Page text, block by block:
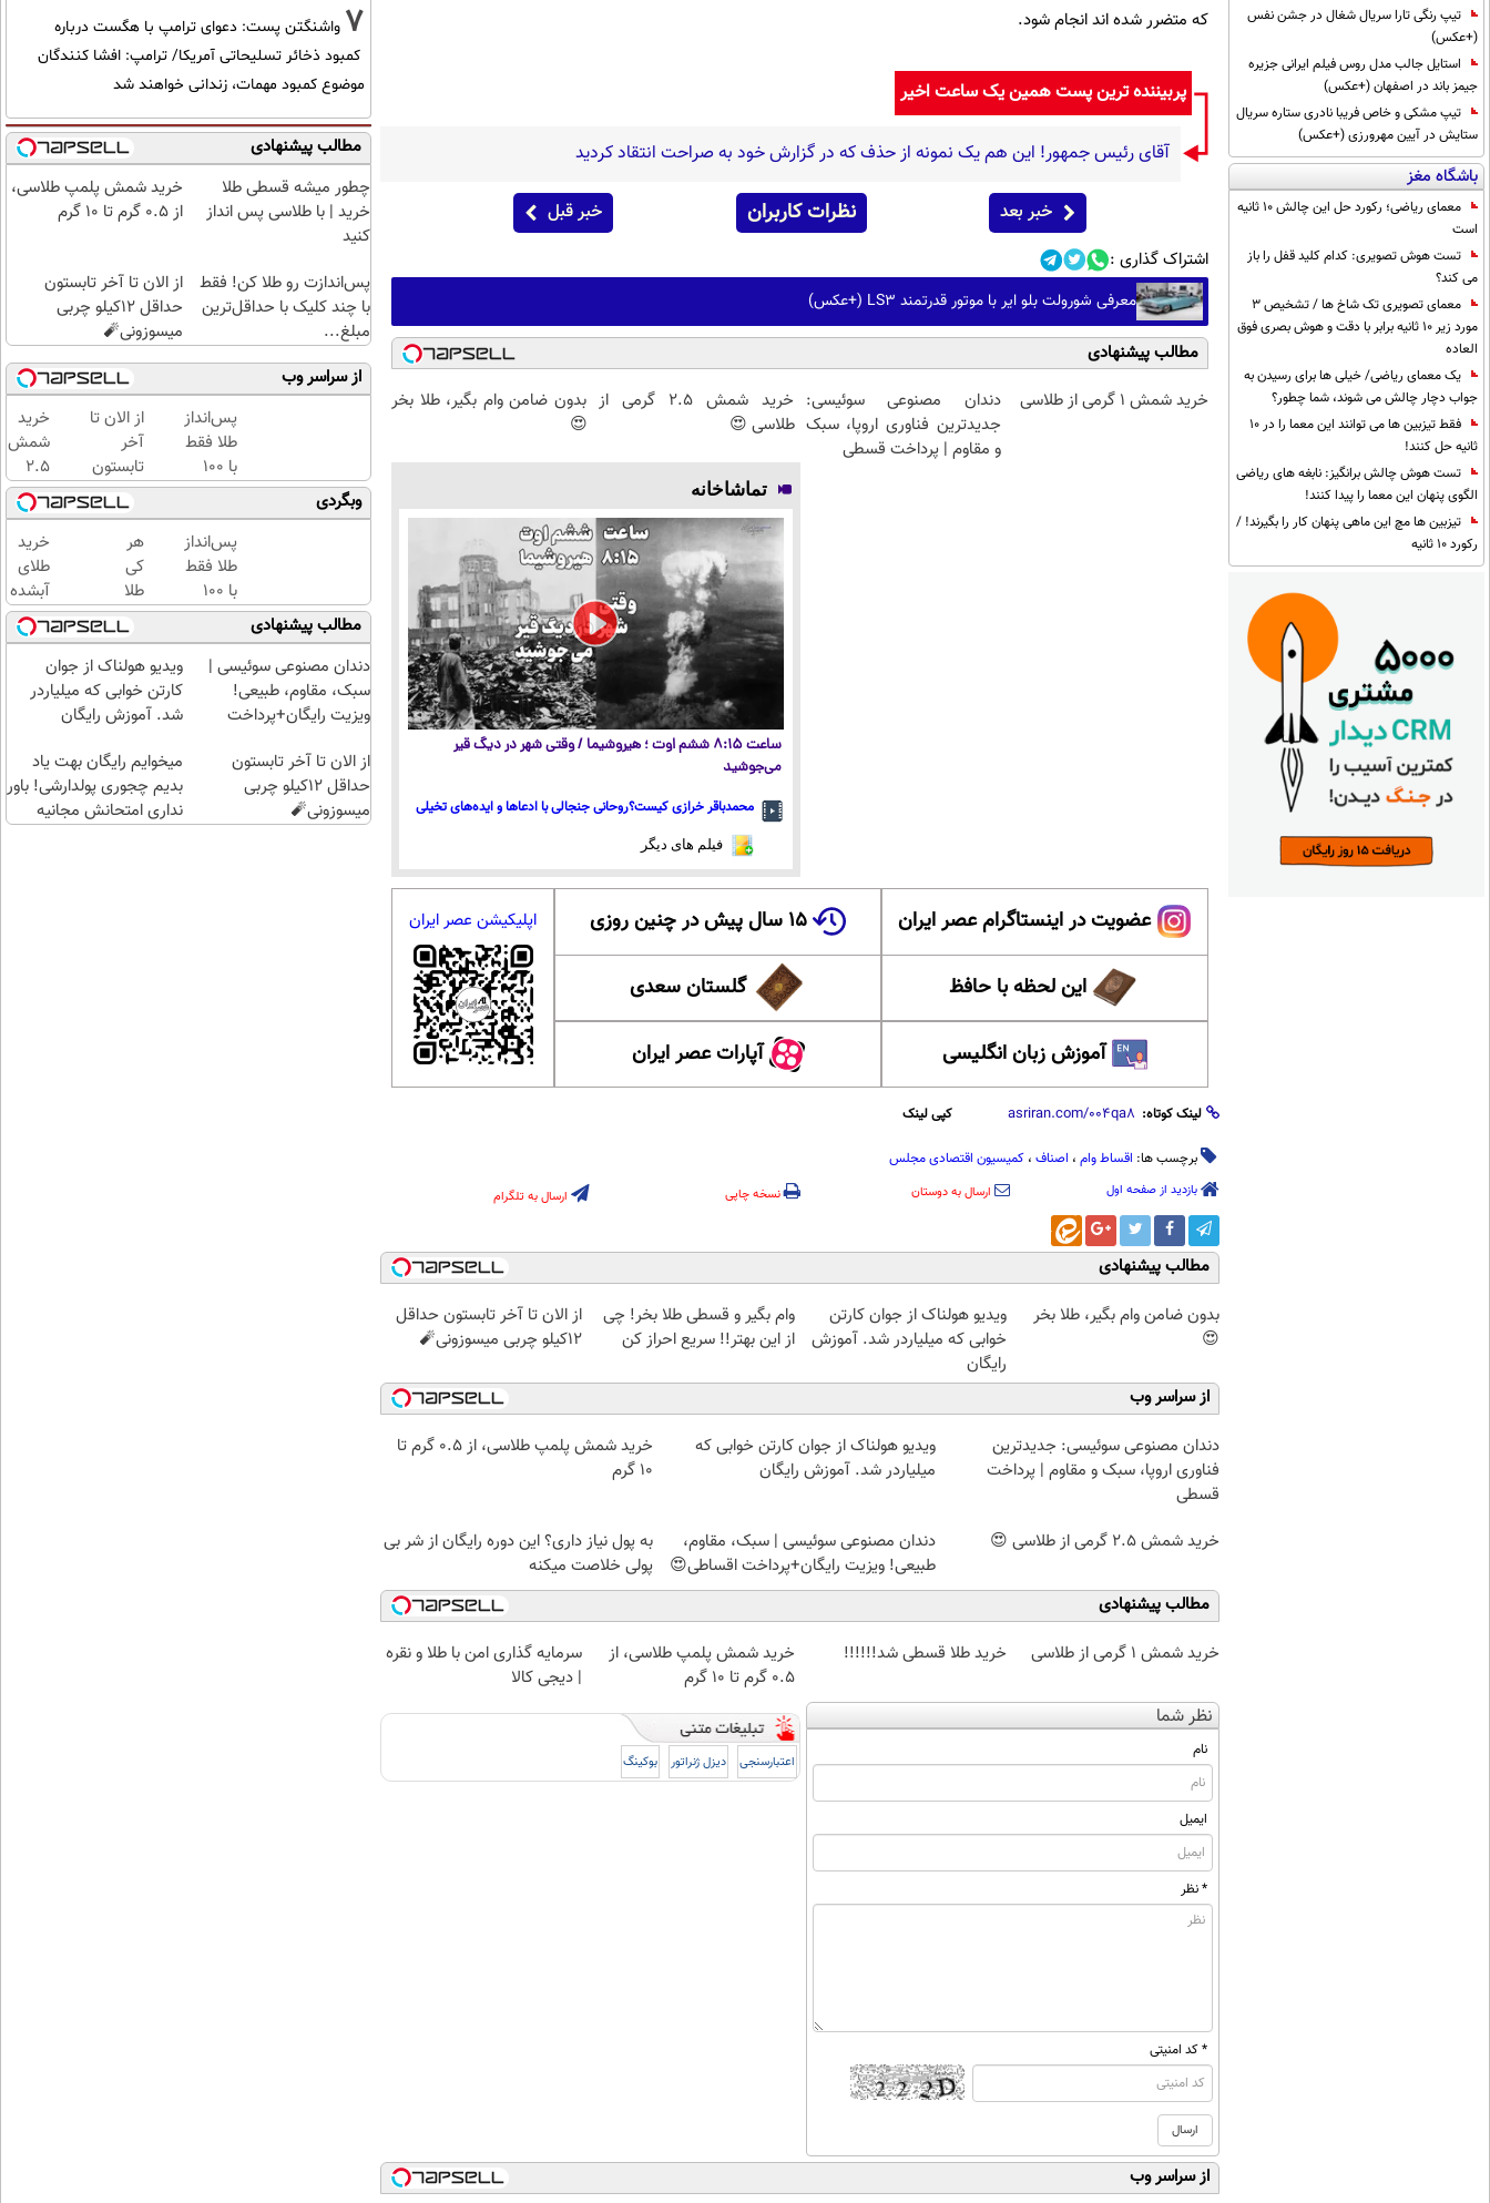
تیپ رنگی تارا سریال شغال در جشن نفس
(+عکس)
استایل جالب مدل روس فیلم ایرانی جزیره
جیمز باند در اصفهان (+عکس)
تیپ مشکی و خاص فریبا نادری ستاره سریال
ستایش در آیین مهرورزی (+عکس)
باشگاه مغز
معمای ریاضی؛ رکورد حل این چالش 10 ثانیه
است
تست هوش تصویری: کدام کلید قفل را باز
می کند؟
معمای تصویری تک شاخ ها / تشخیص 3
مورد زیر 10 ثانیه برابر با دقت و هوش بصری فوق
العاده
یک معمای ریاضی/ خیلی ها برای رسیدن به
جواب دچار چالش می شوند، شما چطور؟
فقط تیزبین ها می توانند این معما را در 10
ثانیه حل کنند!
تست هوش چالش برانگیز: نابغه های ریاضی
الگوی پنهان این معما را پیدا کنند!
تیزبین ها مچ این ماهی پنهان کار را بگیرند! /
رکورد 10 ثانیه
که متضرر شده اند انجام شود.
پربیننده ترین پست همین یک ساعت اخیر
آقای رئیس جمهور! این هم یک نمونه از حذف که در گزارش خود به صراحت انتقاد کردید
خبر بعد نظرات کاربران خبر قبل
اشتراک گذاری :
معرفی شورولت بلو ایر با موتور قدرتمند LS3 (+عکس)
مطالب پیشنهادی
خرید شمش 1 گرمی از طلاسی
دندان مصنوعی سوئیسی:
جدیدترین فناوری اروپا، سبک
و مقاوم | پرداخت قسطی
خرید شمش 2.5 گرمی از
طلاسی 😍
بدون ضامن وام بگیر، طلا بخر
😍
تماشاخانه
ساعت ۸:۱۵ ششم اوت ؛ هیروشیما / وقتی شهر در دیگ قیر
می‌جوشید
محمدباقر خرازی کیست؟روحانی جنجالی با ادعاها و ایده‌های تخیلی
فیلم های دیگر
عضویت در اینستاگرام عصر ایران ۱۵ سال پیش در چنین روزی
این لحظه با حافظ گلستان سعدی
آموزش زبان انگلیسی آپارات عصر ایران
اپلیکیشن عصر ایران
لینک کوتاه: کپی لینک
برچسب ها: اقساط وام ، اصناف ، کمیسیون اقتصادی مجلس
بازدید از صفحه اول ارسال به دوستان نسخه چاپی ارسال به تلگرام
مطالب پیشنهادی
بدون ضامن وام بگیر، طلا بخر
😍
ویدیو هولناک از جوان کارتن
خوابی که میلیاردر شد. آموزش
رایگان
وام بگیر و قسطی طلا بخر! چی
از این بهتر!! سریع احراز کن
از الان تا آخر تابستون حداقل
12کیلو چربی میسوزونی🧨
از سراسر وب
دندان مصنوعی سوئیسی: جدیدترین
فناوری اروپا، سبک و مقاوم | پرداخت
قسطی
ویدیو هولناک از جوان کارتن خوابی که
میلیاردر شد. آموزش رایگان
خرید شمش پلمپ طلاسی، از ۰.۵ گرم تا
۱۰ گرم
خرید شمش 2.5 گرمی از طلاسی 😍
دندان مصنوعی سوئیسی | سبک، مقاوم،
طبیعی! ویزیت رایگان+پرداخت اقساطی😍
به پول نیاز داری؟ این دوره رایگان از شر بی
پولی خلاصت میکنه
مطالب پیشنهادی
خرید شمش 1 گرمی از طلاسی
خرید طلا قسطی شد!!!!!!
خرید شمش پلمپ طلاسی، از
۰.۵ گرم تا ۱۰ گرم
سرمایه گذاری امن با طلا و نقره
| دیجی کالا
نظر شما
نام
ایمیل
* نظر
* کد امنیتی
اعتبارسنجی دیزل ژنراتور بوکینگ
از سراسر وب
7 واشنگتن پست: دعوای ترامپ با هگست درباره
کمبود ذخائر تسلیحاتی آمریکا/ ترامپ: افشا کنندگان
موضوع کمبود مهمات، زندانی خواهند شد
مطالب پیشنهادی
چطور میشه قسطی طلا
خرید | با طلاسی پس انداز
کنید
خرید شمش پلمپ طلاسی،
از ۰.۵ گرم تا ۱۰ گرم
پس‌اندازت رو طلا کن! فقط
با چند کلیک با حداقل‌ترین
مبلغ...
از الان تا آخر تابستون
حداقل 12کیلو چربی
میسوزونی🧨
از سراسر وب
پس‌انداز
طلا فقط
با ۱۰۰
هزارتومان
(امن و
راحت)
از الان تا
آخر
تابستون
حداقل
12کیلو
چربی
میسوزونی
🧨
خرید
شمش
2.5
گرمی
از
طلاسی
😍
وبگردی
پس‌انداز
طلا فقط
با ۱۰۰
هزارتومان
(امن و
راحت)
هر
کی
طلا
داره،
غم
نداره!
😊💎
(خرید
چند
کلیک)
خرید
طلای
آبشده
حتی با
۱۰۰هزارتومان
مطالب پیشنهادی
دندان مصنوعی سوئیسی |
سبک، مقاوم، طبیعی!
ویزیت رایگان+پرداخت
ویدیو هولناک از جوان
کارتن خوابی که میلیاردر
شد. آموزش رایگان
از الان تا آخر تابستون
حداقل 12کیلو چربی
میسوزونی🧨
میخوایم رایگان بهت یاد
بدیم چجوری پولدارشی! باور
نداری امتحانش مجانیه